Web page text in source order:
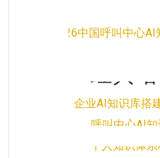
2026中国企业知识
2026中国呼叫中心
经典
企业AI知识库搭
呼叫中心AI
个人知识体